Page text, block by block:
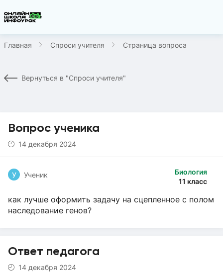
Главная Спроси учителя Страница вопроса
Вернуться в "Спроси учителя"
Вопрос ученика
14 декабря 2024
Биология
11 класс
У Ученик
как лучше оформить задачу на сцепленное с полом
наследование генов?
Ответ педагога
14 декабря 2024